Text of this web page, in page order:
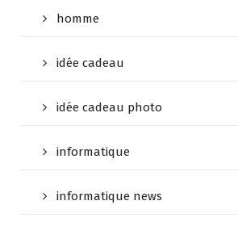
homme
idée cadeau
idée cadeau photo
informatique
informatique news